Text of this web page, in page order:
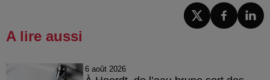
A lire aussi
6 août 2026